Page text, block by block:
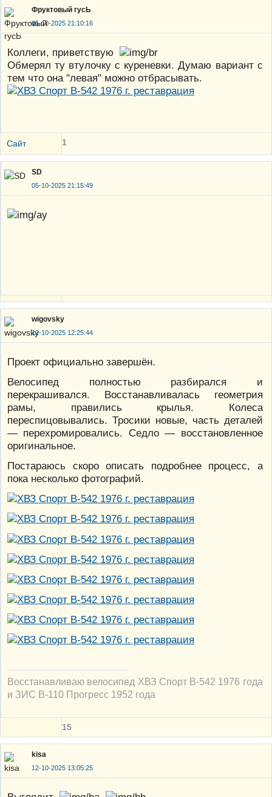
Фруктовый гусЬ
05-10-2025 21:10:16
Коллеги, приветствую
Обмерял ту втулочку с куреневки. Думаю вариант с
тем что она "левая" можно отбрасывать.
Сайт 1
SD
05-10-2025 21:15:49
wigovsky
12-10-2025 12:25:44
Проект официально завершён.
Велосипед полностью разбирался и
перекрашивался. Восстанавливалась геометрия
рамы, правились крылья. Колеса
переспицовывались. Тросики новые, часть деталей
— перехромировались. Седло — восстановленное
оригинальное.
Постараюсь скоро описать подробнее процесс, а
пока несколько фотографий.
Восстанавливаю велосипед ХВЗ Спорт В-542 1976 года
и ЗИС В-110 Прогресс 1952 года
15
kisa
12-10-2025 13:05:25